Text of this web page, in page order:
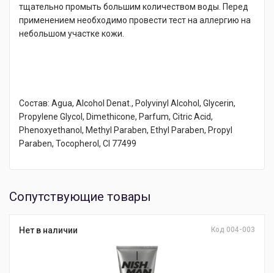
тщательно промыть большим количеством воды. Перед
применением необходимо провести тест на аллергию на
небольшом участке кожи.
Состав: Agua, Alcohol Denat., Polyvinyl Alcohol, Glycerin,
Propylene Glycol, Dimethicone, Parfum, Citric Acid,
Phenoxyethanol, Methyl Paraben, Ethyl Paraben, Propyl
Paraben, Tocopherol, CI 77499
Сопутствующие товары
Нет в наличии Код 004-003